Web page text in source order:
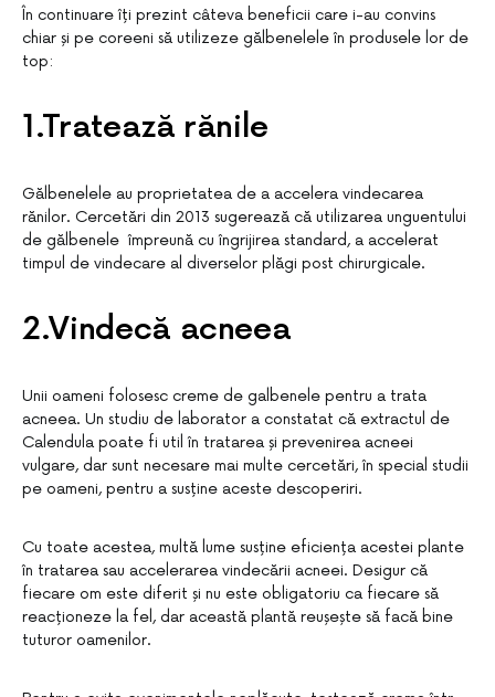
În continuare îți prezint câteva beneficii care i-au convins
chiar și pe coreeni să utilizeze gălbenelele în produsele lor de
top:
1.Tratează rănile
Gălbenelele au proprietatea de a accelera vindecarea
rănilor. Cercetări din 2013 sugerează că utilizarea unguentului
de gălbenele împreună cu îngrijirea standard, a accelerat
timpul de vindecare al diverselor plăgi post chirurgicale.
2.Vindecă acneea
Unii oameni folosesc creme de galbenele pentru a trata
acneea. Un studiu de laborator a constatat că extractul de
Calendula poate fi util în tratarea și prevenirea acneei
vulgare, dar sunt necesare mai multe cercetări, în special studii
pe oameni, pentru a susține aceste descoperiri.
Cu toate acestea, multă lume susține eficiența acestei plante
în tratarea sau accelerarea vindecării acneei. Desigur că
fiecare om este diferit și nu este obligatoriu ca fiecare să
reacționeze la fel, dar această plantă reușește să facă bine
tuturor oamenilor.